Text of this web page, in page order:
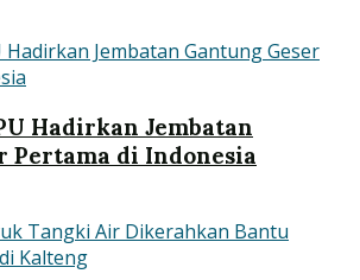
Hadirkan Jembatan
Pertama di Indonesia